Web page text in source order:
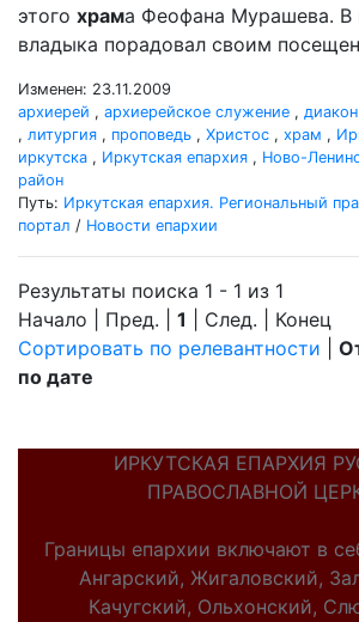
этого храма Феофана Мурашева. В
владыка порадовал своим
Изменен: 23.11.2009
архиерей , архиерейское служение , диакон
, литургия , проповедь , Христос , храм ,
иркутска , Иркутская епархия , Ново-
район
Путь: Иркутская епархия. Региональный
портал / Новости епархии
Результаты поиска 1 - 1 из 1
Начало | Пред. | 1 | След. | Конец
Сортировать по релевантности
по дате
ИРКУТСКАЯ ЕПАРХИЯ
ПРАВОСЛАВНОЙ
Границы епархии включают в
Ангарский, Жигаловский,
Качугский, Ольхонский,